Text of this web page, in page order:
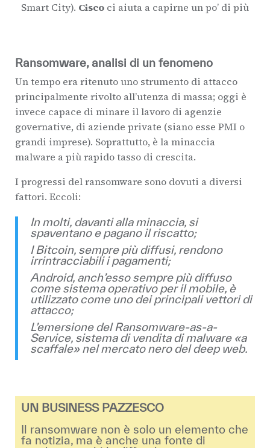
Smart City). Cisco ci aiuta a capirne un po’ di più
Ransomware, analisi di un fenomeno
Un tempo era ritenuto uno strumento di attacco
principalmente rivolto all’utenza di massa; oggi è
invece capace di minare il lavoro di agenzie
governative, di aziende private (siano esse PMI o
grandi imprese). Soprattutto, è la minaccia
malware a più rapido tasso di crescita.
I progressi del ransomware sono dovuti a diversi
fattori. Eccoli:
In molti, davanti alla minaccia, si
spaventano e pagano il riscatto;
I Bitcoin, sempre più diffusi, rendono
irrintracciabili i pagamenti;
Android, anch’esso sempre più diffuso
come sistema operativo per il mobile, è
utilizzato come uno dei principali vettori di
attacco;
L’emersione del Ransomware-as-a-
Service, sistema di vendita di malware «a
scaffale» nel mercato nero del deep web.
UN BUSINESS PAZZESCO
Il ransomware non è solo un elemento che
fa notizia, ma è anche una fonte di